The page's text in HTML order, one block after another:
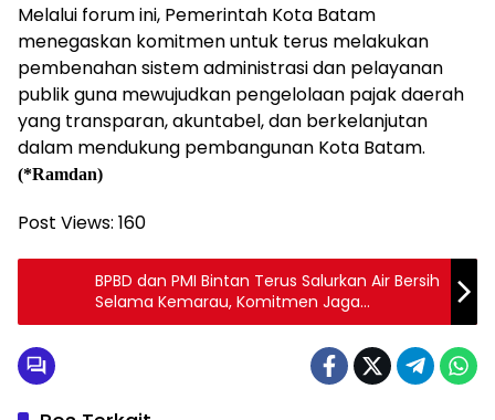
Melalui forum ini, Pemerintah Kota Batam
menegaskan komitmen untuk terus melakukan
pembenahan sistem administrasi dan pelayanan
publik guna mewujudkan pengelolaan pajak daerah
yang transparan, akuntabel, dan berkelanjutan
dalam mendukung pembangunan Kota Batam.
(*Ramdan)
Post Views: 160
BPBD dan PMI Bintan Terus Salurkan Air Bersih
Selama Kemarau, Komitmen Jaga
Kesejahteraan Masyarakat